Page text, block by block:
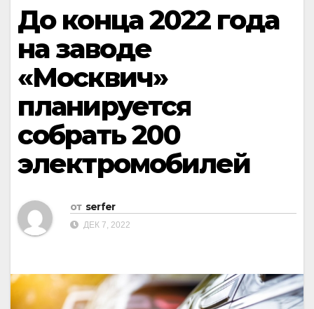
До конца 2022 года
на заводе
«Москвич»
планируется
собрать 200
электромобилей
от serfer
ДЕК 7, 2022